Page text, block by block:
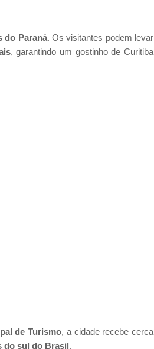
do Paraná. Os visitantes podem levar
, garantindo um gostinho de Curitiba
de Turismo, a cidade recebe cerca
sul do Brasil .